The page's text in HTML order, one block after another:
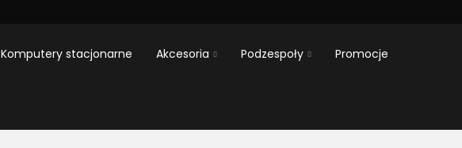
Komputery stacjonarne Akcesoria Podzespoły Promocje